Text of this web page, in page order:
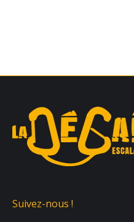
Suivez-nous !